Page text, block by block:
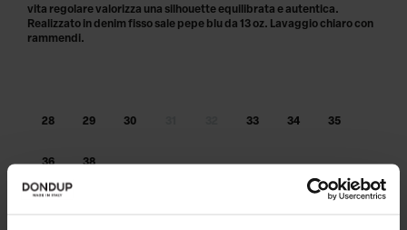
28 29 30 33 34 35
36 38
Taglia non disponibile?
vita regolare valorizza una silhouette equilibrata e autentica.
Realizzato in denim fisso sale pepe blu da 13 oz. Lavaggio chiaro con
rammendi.